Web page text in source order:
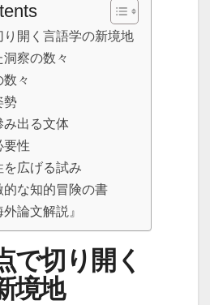
開く言語学の新境地
察の数々
々
勢
み出る文体
要性
広げる試み
的な知的冒険の書
論文解説』
で切り開く
境地